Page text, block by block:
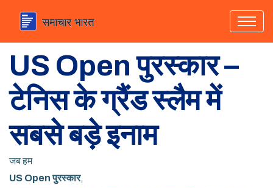
US Open पुरस्कार –
टेनिस के ग्रैंड स्लैम में
सबसे बड़े इनाम
जब हम
US Open पुरस्कार,